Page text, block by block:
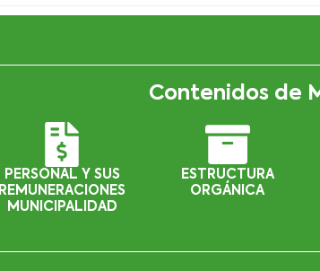
Contenidos de
PERSONAL Y SUS
REMUNERACIONES
MUNICIPALIDAD
ESTRUCTURA
ORGÁNICA